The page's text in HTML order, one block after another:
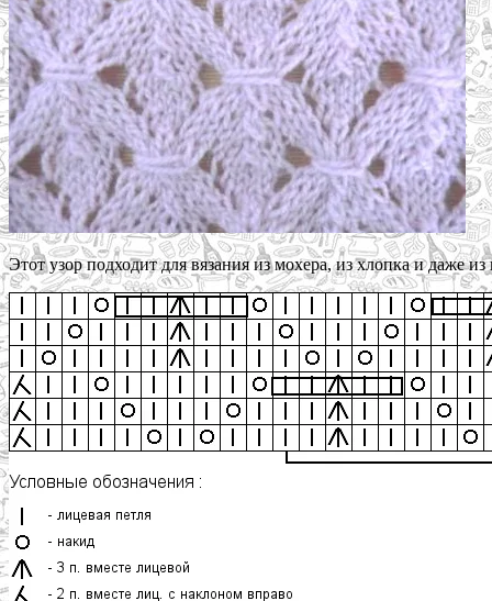
Этот узор подходит для вязания из мохера, из хлопка и даже